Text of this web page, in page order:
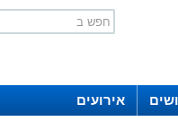
אירועים